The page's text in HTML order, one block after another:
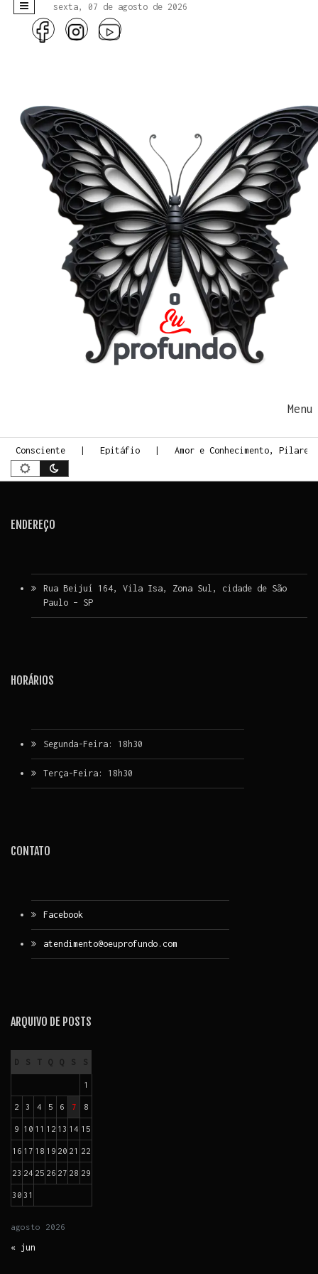
sexta, 07 de agosto de 2026
Consciente Epitáfio Amor e Conhecimento,
ENDEREÇO
Rua Beijuí 164, Vila Isa, Zona Sul, cidade de São
Paulo – SP
HORÁRIOS
Segunda-Feira: 18h30
Terça-Feira: 18h30
CONTATO
Facebook
atendimento@oeuprofundo.com
ARQUIVO DE POSTS
agosto 2026
D S T Q Q S S
1
2 3 4 5 6 7 8
9 10 11 12 13 14 15
16 17 18 19 20 21 22
23 24 25 26 27 28 29
30 31
« jun